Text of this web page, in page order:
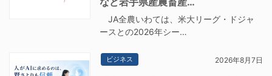
JA全農いわては、米大リーグ・ドジャ
ースとの2026年シー…
ビジネス 2026年8月7日